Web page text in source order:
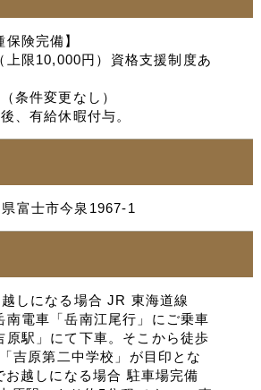
保険完備】
上限10,000円）資格支援制度あ
条件変更なし）
、有給休暇付与。
富士市今泉1967-1
しになる場合 JR 東海道線
南電車「岳南江尾行」にご乗車
原駅」にて下車。そこから徒歩
吉原第二中学校」が目印とな
お越しになる場合 駐車場完備